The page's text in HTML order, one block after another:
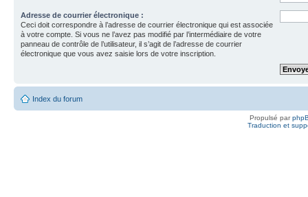
Adresse de courrier électronique :
Ceci doit correspondre à l’adresse de courrier électronique qui est associée
à votre compte. Si vous ne l’avez pas modifié par l’intermédiaire de votre
panneau de contrôle de l’utilisateur, il s’agit de l’adresse de courrier
électronique que vous avez saisie lors de votre inscription.
Index du forum
Propulsé par
Traduction et